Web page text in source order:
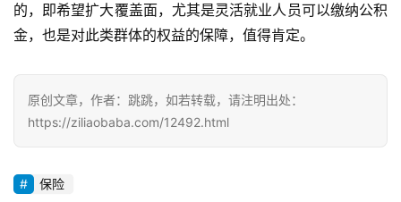
的，即希望扩大覆盖面，尤其是灵活就业人员可以缴纳公积
金，也是对此类群体的权益的保障，值得肯定。
原创文章，作者：跳跳，如若转载，请注明出处：
https://ziliaobaba.com/12492.html
保险